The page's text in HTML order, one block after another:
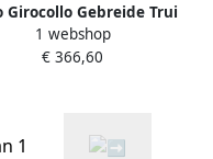
Girocollo Gebreide Trui
Black Dames
1 webshop
€ 366,60
1